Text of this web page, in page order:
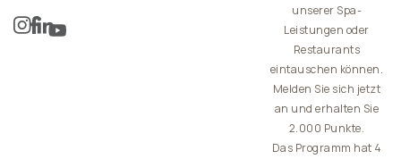
unserer Spa-
Leistungen oder
Restaurants
eintauschen können.
Melden Sie sich jetzt
an und erhalten Sie
2.000 Punkte.
Das Programm hat 4